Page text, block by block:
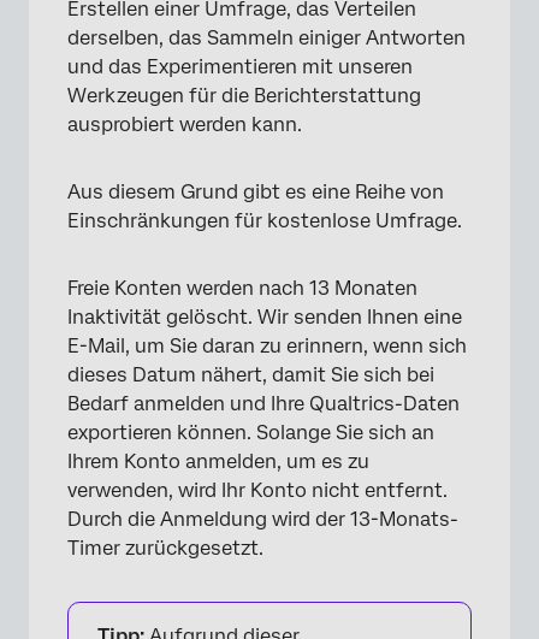
Erstellen einer Umfrage, das Verteilen
derselben, das Sammeln einiger Antworten
und das Experimentieren mit unseren
Werkzeugen für die Berichterstattung
ausprobiert werden kann.
Aus diesem Grund gibt es eine Reihe von
Einschränkungen für kostenlose Umfrage.
Freie Konten werden nach 13 Monaten
Inaktivität gelöscht. Wir senden Ihnen eine
E-Mail, um Sie daran zu erinnern, wenn sich
dieses Datum nähert, damit Sie sich bei
Bedarf anmelden und Ihre Qualtrics-Daten
exportieren können. Solange Sie sich an
Ihrem Konto anmelden, um es zu
verwenden, wird Ihr Konto nicht entfernt.
Durch die Anmeldung wird der 13-Monats-
Timer zurückgesetzt.